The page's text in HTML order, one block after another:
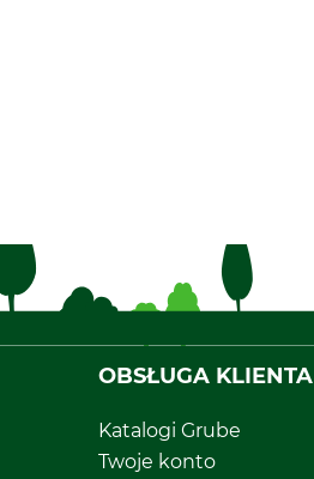
OBSŁUGA KLIENTA
Katalogi Grube
Twoje konto